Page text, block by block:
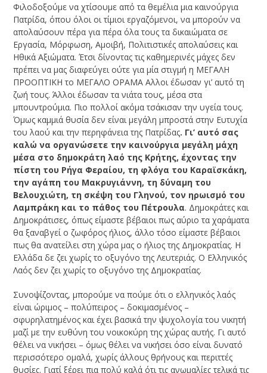
Φιλοδοξούμε να χτίσουμε από τα θεμέλια μια καινούργια
Πατρίδα, όπου όλοι οι τίμιοι εργαζόμενοι, να μπορούν να
απολαύσουν πέρα για πέρα όλα τους τα δικαιώ­ματα σε
Εργασία, Μόρφωση, Αμοιβή, Πολιτιστικές απολαύσεις και
Ηθικά Αξιώμα­τα. Έτσι δίνοντας τις καθημερινές μάχες δεν
πρέπει να μας διαφεύγει ούτε για μία στιγμή η ΜΕΓΑΛΗ
ΠΡΟΟΠΤΙΚΗ το ΜΕΓΑΛΟ ΟΡΑΜΑ Αλλοι έδωσαν γι’ αυτό τη
ζωή τους. Άλλοι έδωσαν τα νιάτα τους, μέσα στα
μπουντρούμια. Πιο πολλοί ακόμα τσάκισαν την υγεία τους.
Όμως καμμιά θυσία δεν είναι μεγάλη μπροστά στην Ευτυχία
του λαού και την περηφάνεια της Πατρίδας. Γι’ αυτό σας
καλώ να οργανώσετε την καινούργια μεγάλη μάχη
μέσα στο δημοκράτη λαό της Κρήτης, έχοντας την
πίστη του Ρήγα Φεραίου, τη φλόγα του Καραϊσκάκη,
την αγάπη του Μακρυγιάννη, τη δύναμη του
Βελουχιώτη, τη σκέψη του Γληνού, τον ηρωισμό του
Λαμπράκη και το πάθος του Πέτρουλα. Δημοκράτες και
Δημοκράτισες, όπως είμαστε βέβαιοι πως αύριο τα χαρά­ματα
θα ξαναβγεί ο ζωφόρος ήλιος, άλλο τόσο είμαστε βέβαιοι
πως θα ανατείλει στη χώρα μας ο ήλιος της Δημοκρατίας. Η
Ελλάδα δε ζει χωρίς το οξυγόνο της Λευτε­ριάς. Ο Ελληνικός
Λαός δεν ζει χωρίς το οξυγόνο της Δημοκρατίας.
Συνοψίζοντας, μπορούμε να πούμε ότι ο ελληνικός λαός
είναι ώριμος – πολύπει­ρος – δοκιμασμένος –
σφυρηλατημένος και έχει βασικά την ψυχολογία του νικητή
μα­ζί με την ευθύνη του νοικοκύρη της χώρας αυτής. Γι αυτό
θέλει να νικήσει – όμως θέ­λει να νικήσει όσο είναι δυνατό
περισσότερο ομαλά, χωρίς άλλους θρήνους και πε­ριττές
θυσίες. Γιατί ξέρει πια πολύ καλά ότι τις ανωμαλίες τελικά τις